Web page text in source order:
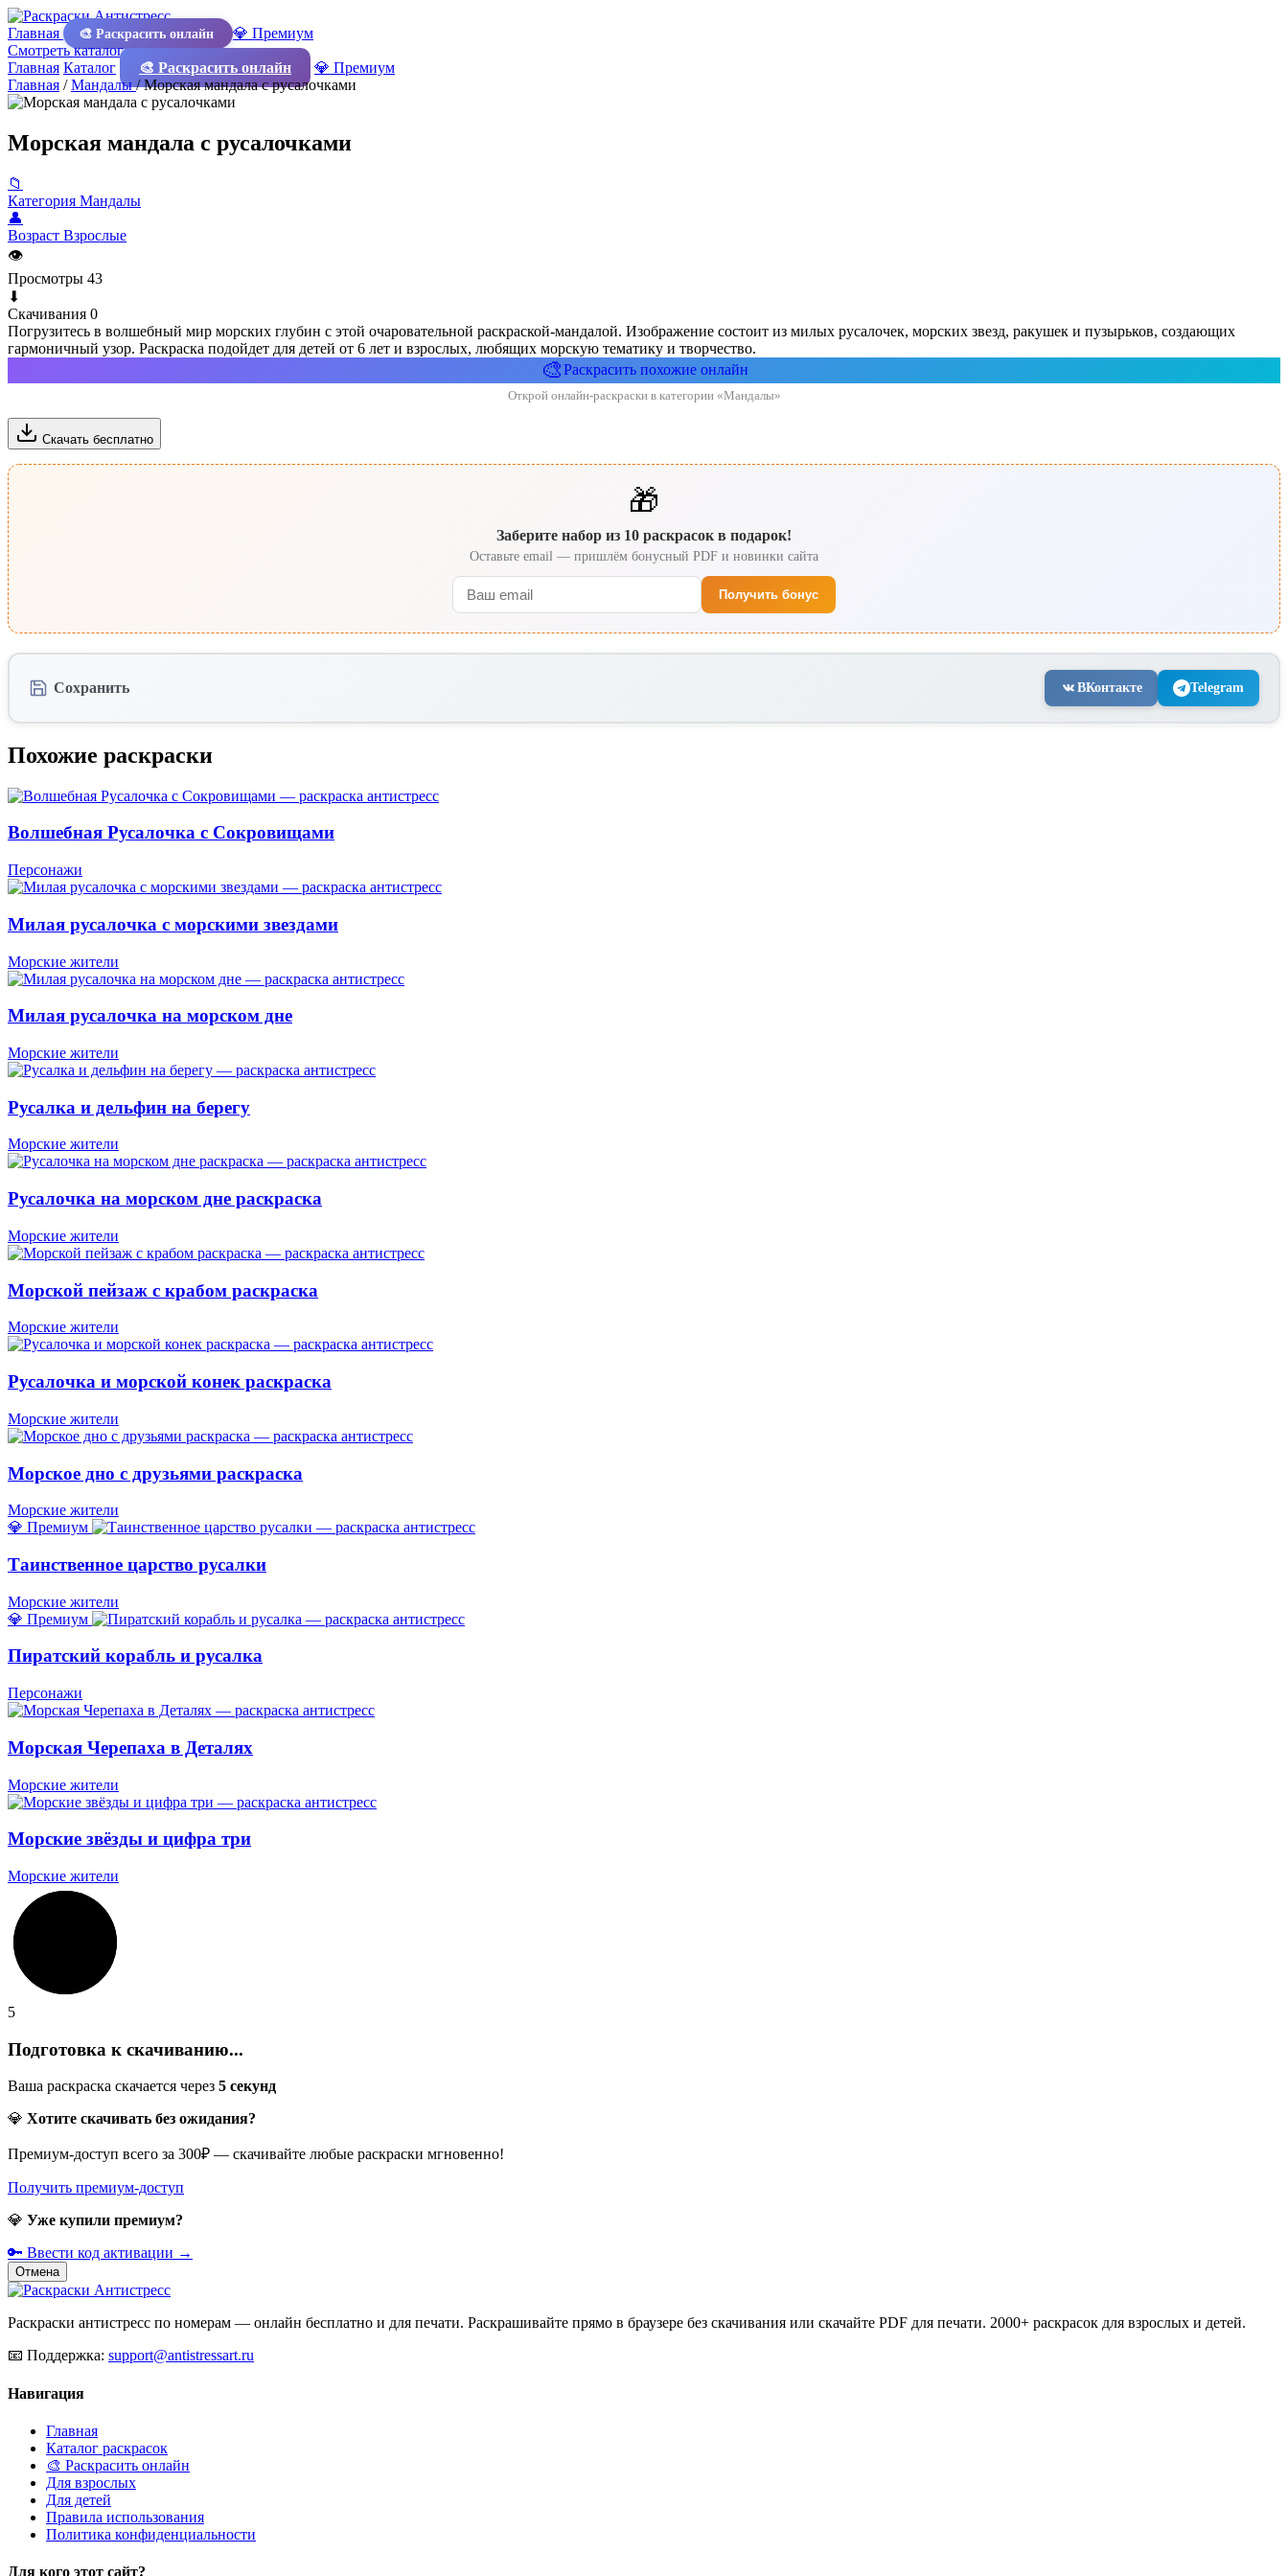
Главная 🎨 Раскрасить онлайн
💎 Премиум
Смотреть каталог
Главная Каталог 🎨 Раскрасить онлайн
💎 Премиум
Главная /Мандалы/Морская мандала с русалочками
Морская мандала с русалочками
📁
Категория Мандалы
👤
Возраст Взрослые
👁
Просмотры 43
⬇
Скачивания 0
Погрузитесь в волшебный мир морских глубин с этой очаровательной раскраской-мандалой. Изображение состоит из милых русалочек, морских звезд, ракушек и пузырьков, создающих
гармоничный узор. Раскраска подойдет для детей от 6 лет и взрослых, любящих морскую тематику и творчество.
🎨Раскрасить похожие онлайн
Открой онлайн-раскраски в категории «Мандалы»
Скачать бесплатно
🎁
Заберите набор из 10 раскрасок в подарок!
Оставьте email — пришлём бонусный PDF и новинки сайта
Получить бонус
Сохранить ВКонтакте Telegram
Похожие раскраски
Волшебная Русалочка с Сокровищами
Персонажи
Милая русалочка с морскими звездами
Морские жители
Милая русалочка на морском дне
Морские жители
Русалка и дельфин на берегу
Морские жители
Русалочка на морском дне раскраска
Морские жители
Морской пейзаж с крабом раскраска
Морские жители
Русалочка и морской конек раскраска
Морские жители
Морское дно с друзьями раскраска
Морские жители
💎 Премиум
Таинственное царство русалки
Морские жители
💎 Премиум
Пиратский корабль и русалка
Персонажи
Морская Черепаха в Деталях
Морские жители
Морские звёзды и цифра три
Морские жители
5
Подготовка к скачиванию...
Ваша раскраска скачается через 5 секунд
💎 Хотите скачивать без ожидания?
Премиум-доступ всего за 300₽ — скачивайте любые раскраски мгновенно!
Получить премиум-доступ
💎 Уже купили премиум?
🔑 Ввести код активации →
Отмена
Раскраски антистресс по номерам — онлайн бесплатно и для печати. Раскрашивайте прямо в браузере без скачивания или скачайте PDF для печати. 2000+ раскрасок для взрослых и детей.
📧 Поддержка: support@antistressart.ru
Навигация
Главная
Каталог раскрасок
🎨 Раскрасить онлайн
Для взрослых
Для детей
Правила использования
Политика конфиденциальности
Для кого этот сайт?